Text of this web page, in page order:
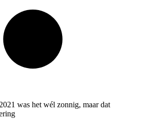
was het wél zonnig, maar dat